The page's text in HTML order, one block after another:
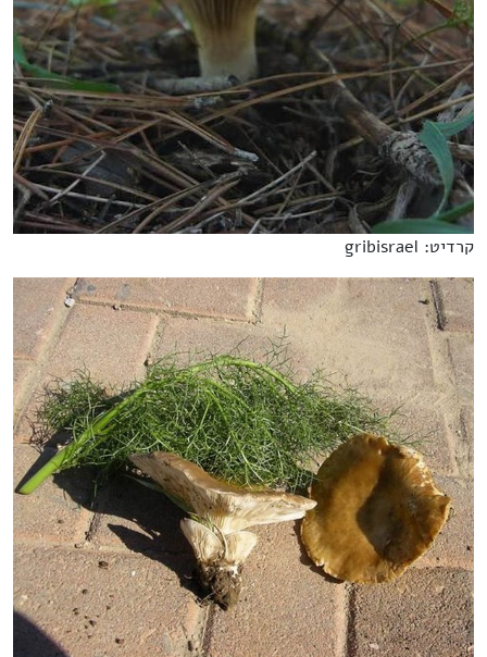
קרדיט: gribisrael